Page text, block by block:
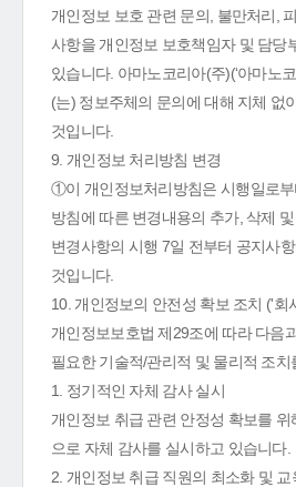
개인정보 보호 관련 문의, 불만처리,
사항을 개인정보 보호책임자 및 담당
있습니다. 아마노코리아(주)(‘아마노
(는) 정보주체의 문의에 대해 지체 없
것입니다.
9. 개인정보 처리방침 변경
①이 개인정보처리방침은 시행일로
방침에 따른 변경내용의 추가, 삭제
변경사항의 시행 7일 전부터 공지사
것입니다.
10. 개인정보의 안전성 확보 조치 ('회
개인정보보호법 제29조에 따라 다음
필요한 기술적/관리적 및 물리적 조치
1. 정기적인 자체 감사 실시
개인정보 취급 관련 안정성 확보를 위
으로 자체 감사를 실시하고 있습니다.
2. 개인정보 취급 직원의 최소화 및 교